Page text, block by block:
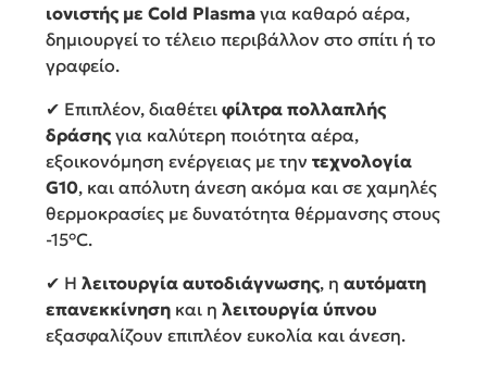
ιονιστής με Cold Plasma για καθαρό αέρα,
δημιουργεί το τέλειο περιβάλλον στο σπίτι ή το
γραφείο.
✔ Επιπλέον, διαθέτει φίλτρα πολλαπλής
δράσης για καλύτερη ποιότητα αέρα,
εξοικονόμηση ενέργειας με την τεχνολογία
G10, και απόλυτη άνεση ακόμα και σε χαμηλές
θερμοκρασίες με δυνατότητα θέρμανσης στους
-15°C.
✔ Η λειτουργία αυτοδιάγνωσης, η αυτόματη
επανεκκίνηση και η λειτουργία ύπνου
εξασφαλίζουν επιπλέον ευκολία και άνεση.